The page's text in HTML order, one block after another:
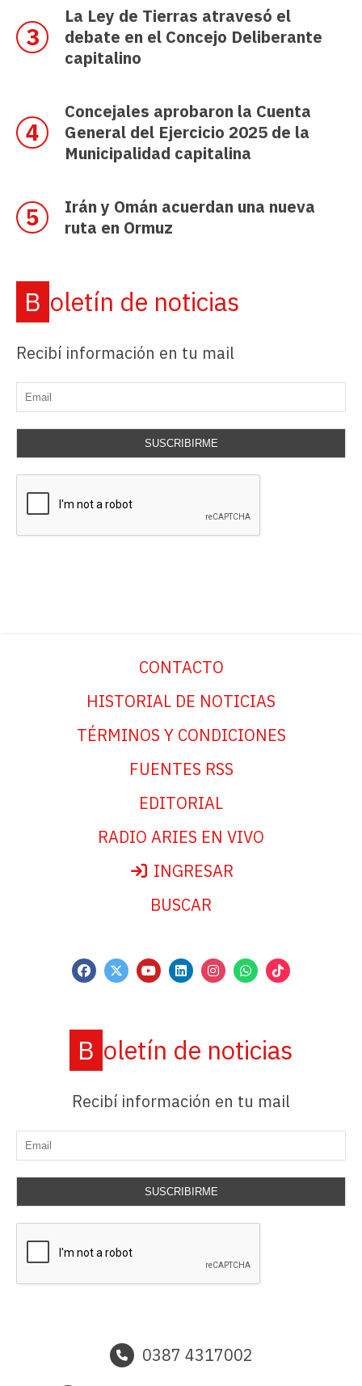
La Ley de Tierras atravesó el
debate en el Concejo Deliberante
capitalino
Concejales aprobaron la Cuenta
General del Ejercicio 2025 de la
Municipalidad capitalina
Irán y Omán acuerdan una nueva
ruta en Ormuz
Boletín de noticias
Recibí información en tu mail
SUSCRIBIRME
CONTACTO
HISTORIAL DE NOTICIAS
TÉRMINOS Y CONDICIONES
FUENTES RSS
EDITORIAL
RADIO ARIES EN VIVO
INGRESAR
BUSCAR
Boletín de noticias
Recibí información en tu mail
SUSCRIBIRME
0387 4317002